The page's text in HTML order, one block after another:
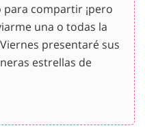
para compartir ¡pero
una o todas la
presentaré sus
estrellas de